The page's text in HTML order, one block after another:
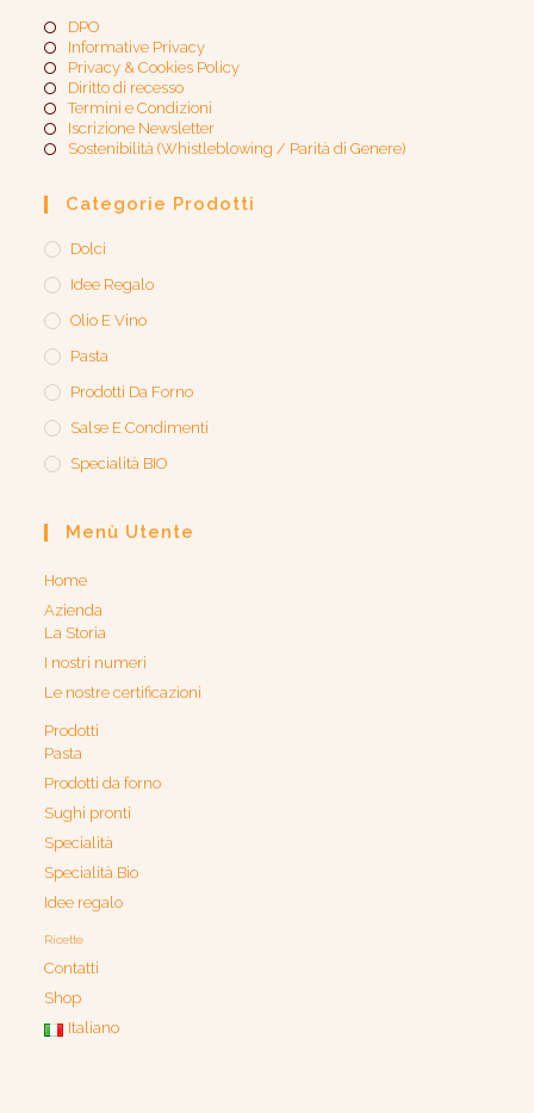
DPO
Informative Privacy
Privacy & Cookies Policy
Diritto di recesso
Termini e Condizioni
Iscrizione Newsletter
Sostenibilità (Whistleblowing / Parità di Genere)​
Categorie Prodotti
Dolci
Idee Regalo
Olio E Vino
Pasta
Prodotti Da Forno
Salse E Condimenti
Specialità BIO
Menù Utente
Home
Azienda
La Storia
I nostri numeri
Le nostre certificazioni
Prodotti
Pasta
Prodotti da forno
Sughi pronti
Specialità
Specialità Bio
Idee regalo
Ricette
Contatti
Shop
Italiano